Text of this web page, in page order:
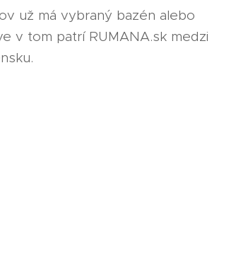
už má vybraný bazén alebo
v tom patrí RUMANA.sk medzi